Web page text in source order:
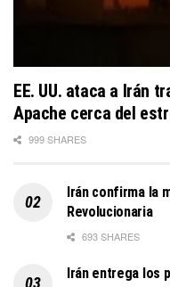
EE. UU. ataca a Irán
Apache cerca del
999 SHARES
Irán confirma la
Revolucionaria
693 SHARES
Irán entrega los